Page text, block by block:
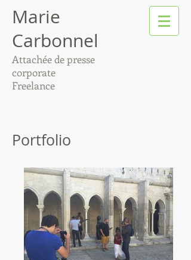
Marie
Carbonnel
Attachée de presse
corporate
Freelance
Portfolio